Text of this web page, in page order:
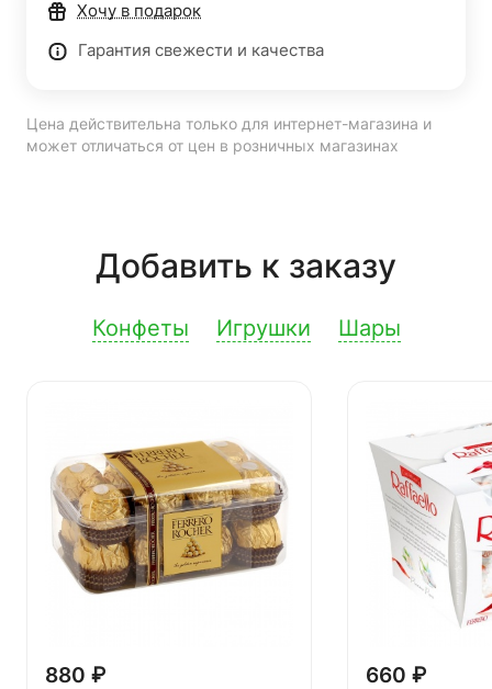
Хочу в подарок
Гарантия свежести и качества
Цена действительна только для интернет-магазина и
может отличаться от цен в розничных магазинах
Добавить к заказу
Конфеты Игрушки Шары
880 ₽ 660 ₽